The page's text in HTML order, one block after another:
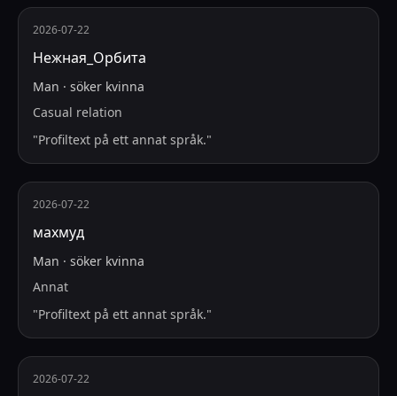
2026-07-22
Нежная_Орбита
Man · söker kvinna
Casual relation
"Profiltext på ett annat språk."
2026-07-22
махмуд
Man · söker kvinna
Annat
"Profiltext på ett annat språk."
2026-07-22